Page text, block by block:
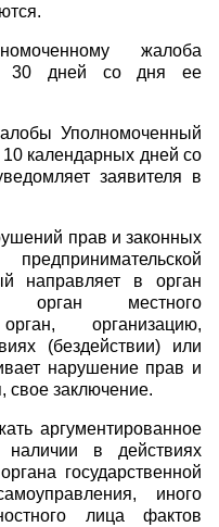
жалоба
30 дней со дня ее
Уполномоченный
календарных дней со
заявителя в
прав и законных
направляет в орган
орган местного
организацию,
(бездействии) или
нарушение прав и
свое заключение.
аргументированное
в действиях
государственной
иного
лица фактов